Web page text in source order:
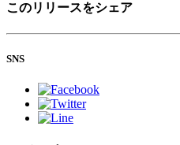
このリリースをシェア
SNS